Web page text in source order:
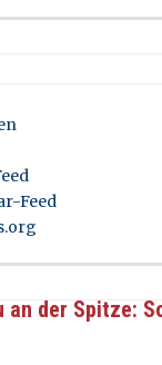
Feed
an der Spitze: